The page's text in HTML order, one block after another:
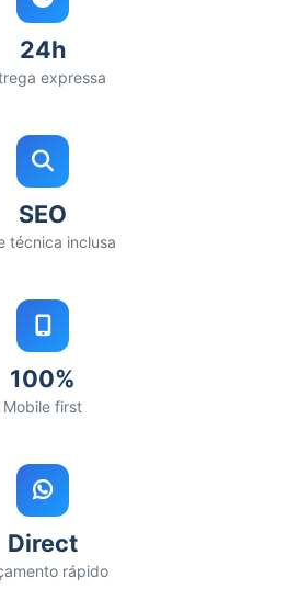
24h
expressa
SEO
técnica inclusa
100%
Mobile first
Direct
rápido